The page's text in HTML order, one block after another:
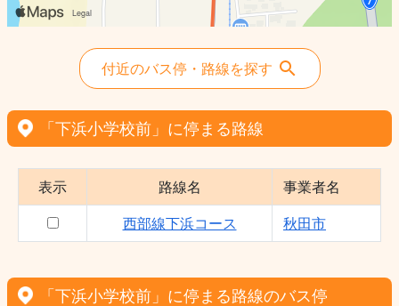
付近のバス停・路線を探す
「下浜小学校前」に停まる路線
表示 路線名 事業者名
西部線下浜コース 秋田市
「下浜小学校前」に停まる路線のバス停